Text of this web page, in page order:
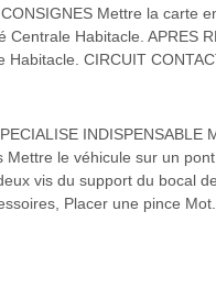
Mettre la carte
Centrale Habitacle. APRES
Habitacle. CIRCUIT
INDISPENSABLE
Mettre le véhicule sur un
vis du support du bocal
Placer une pince Mot.